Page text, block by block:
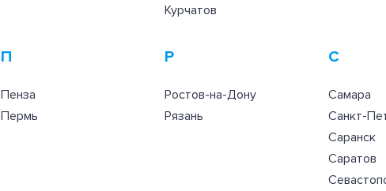
Курчатов
П
Пенза
Пермь
Р
Ростов-на-Дону
Рязань
С
Самара
Санкт-
Саранск
Саратов